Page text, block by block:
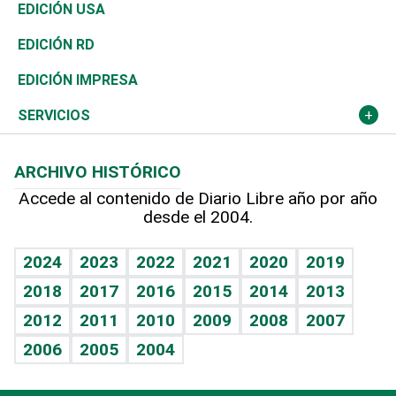
África
Ocenanía
Caribe
Resto del mundo
Vivienda
Telecom.
Global y variable
Economía personal
Buena Vida
Sociales
Novedades
Podcast Arte Libre
Hablando con el pediatra
Vida y familia
Eñe
Celebrando la vida
Sin complejos
Ciclismo
Tenis
Olimpismo
Más deportes
Línea de hit
TBT Deportivo
En Directo
El Espía
Noticiero Poteleche
Columnistas
Más firmas
Tecnología
Historia
Martes de tecnología
Cambio climático
Economía
Revista
Deportes
Opinión
Hecho en casa
Guía del dinero
EDICIÓN USA
EDICIÓN RD
EDICIÓN IMPRESA
SERVICIOS
Cumpleaños
Horóscopos
Crucigramas
ARCHIVO HISTÓRICO
Accede al contenido de Diario Libre año por año
desde el 2004.
2024 2023 2022 2021 2020
2019
2018
2017 2016 2015 2014
2013
2012
2011 2010 2009 2008
2007
2006
2005 2004